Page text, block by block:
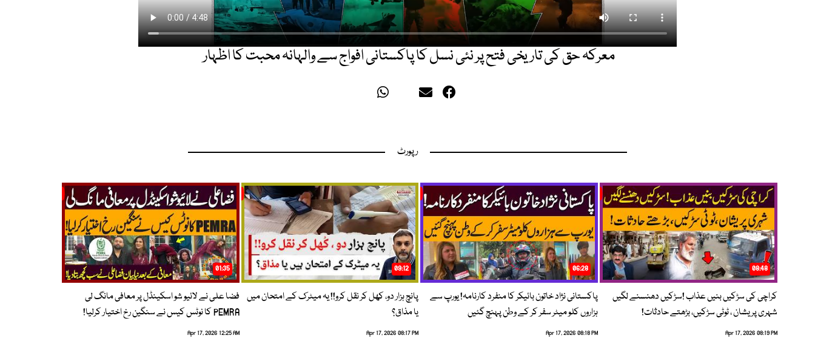
معرکہ حق کی تاریخی فتح پر نئی نسل کا پاکستانی افواج سے والہانہ محبت کا اظہار
رپورٹ
08:48
کراچی کی سڑکیں بنیں عذاب !سڑکیں دھنسنے لگیں
شہری پریشان ، ٹوٹی سڑکیں، بڑھتے حادثات!
Apr 17, 2026 08:19 PM
06:28
پاکستانی نژاد خاتون بائیکر کا منفرد کارنامہ! یورپ سے
ہزاروں کلو میٹر سفر کر کے وطن پہنچ گئیں
Apr 17, 2026 08:18 PM
09:12
پانچ ہزار دو، کھل کر نقل کرو!! یہ میٹرک کے امتحان میں
یا مذاق؟
Apr 17, 2026 08:17 PM
01:35
فضا علی نے لائیو شو اسکینڈل پر معافی مانگ لی
PEMRA کا نوٹس کیس نے سنگین رخ اختیار کرلیا!
Apr 17, 2026 12:25 AM